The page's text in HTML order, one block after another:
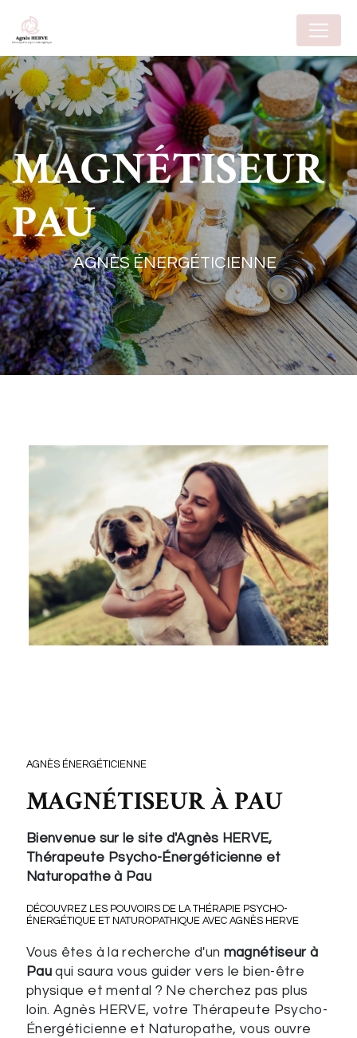
MAGNÉTISEUR
PAU
AGNÈS ÉNERGÉTICIENNE
AGNÈS ÉNERGÉTICIENNE
MAGNÉTISEUR À PAU
Bienvenue sur le site d'Agnès HERVE,
Thérapeute Psycho-Énergéticienne et
Naturopathe à Pau
DÉCOUVREZ LES POUVOIRS DE LA THÉRAPIE PSYCHO-
ÉNERGÉTIQUE ET NATUROPATHIQUE AVEC AGNÈS HERVE
Vous êtes à la recherche d'un magnétiseur à
Pau qui saura vous guider vers le bien-être
physique et mental ? Ne cherchez pas plus
loin. Agnès HERVE, votre Thérapeute Psycho-
Énergéticienne et Naturopathe, vous ouvre